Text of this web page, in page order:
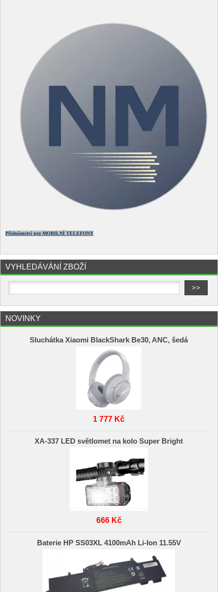
Příslušenství pro MOBILNÍ TELEFONY
VYHLEDÁVÁNÍ ZBOŽÍ
NOVINKY
Sluchátka Xiaomi BlackShark Be30, ANC, šedá
1 777 Kč
XA-337 LED světlomet na kolo Super Bright
666 Kč
Baterie HP SS03XL 4100mAh Li-Ion 11.55V